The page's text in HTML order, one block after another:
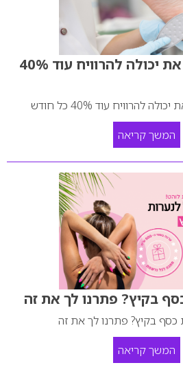
טכנאית ציפורניים – את יכולה להרוויח עוד 40%
להרוויח עוד 40% כל חודש
המשך קריאה
בקיץ? פתרנו לך את זה
בקיץ? פתרנו לך את זה
המשך קריאה